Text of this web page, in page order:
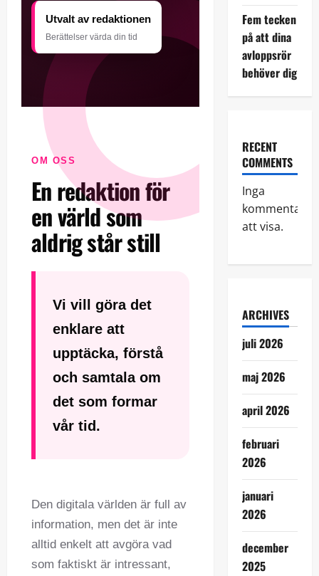
Utvalt av redaktionen
Berättelser värda din tid
OM OSS
En redaktion för
en värld som
aldrig står still
Vi vill göra det
enklare att
upptäcka, förstå
och samtala om
det som formar
vår tid.
Den digitala världen är full av
information, men det är inte
alltid enkelt att avgöra vad
som faktiskt är intressant,
Fem tecken
på att dina
avloppsrör
behöver dig
RECENT
COMMENTS
Inga
kommentarer
att visa.
ARCHIVES
juli 2026
maj 2026
april 2026
februari
2026
januari
2026
december
2025